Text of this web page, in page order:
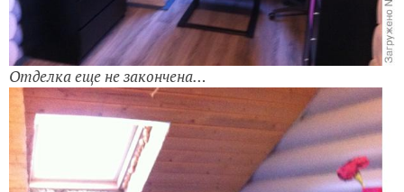
Отделка еще не закончена…